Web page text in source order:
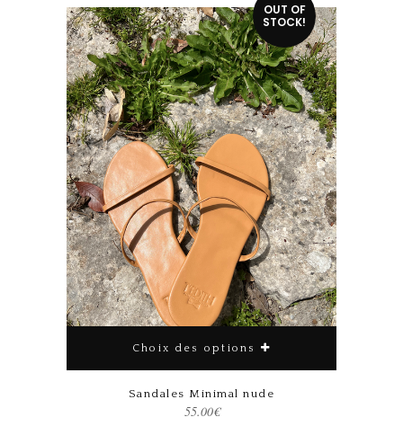
OUT OF
STOCK!
Choix des options
Ce produit a plusieurs variations. Les options peuvent être choisies sur la page du produit
Sandales Minimal nude
55.00€